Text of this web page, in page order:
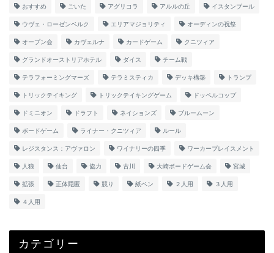
おすすめ ごいた アグリコラ アルルの丘 イスタンブール
ウヴェ・ローゼンベルク エリアマジョリティ オーディンの祝祭
オープン会 カヴェルナ カードゲーム クニツィア
グランドオーストリアホテル ダイス チーム戦
テラフォーミングマーズ テラミスティカ デッキ構築 トランプ
トリックテイキング トリックテイキングゲーム ドッペルコップ
ドミニオン ドラフト ネイションズ ブルームーン
ボードゲーム ライナー・クニツィア ルール
レジスタンス：アヴァロン ワイナリーの四季 ワーカープレイスメント
人狼 仙台 協力 古川 大崎ボードゲーム会 宮城
拡張 正体隠匿 競り 紙ペン ２人用 ３人用
４人用
カテゴリー